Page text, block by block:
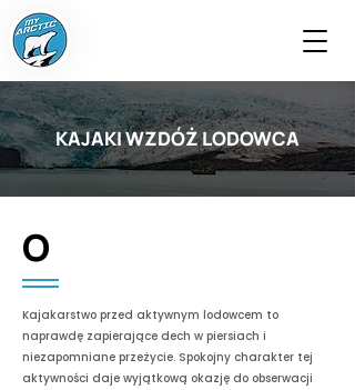
KAJAKI WZDÓŻ LODOWCA
O
Kajakarstwo przed aktywnym lodowcem to
naprawdę zapierające dech w piersiach i
niezapomniane przeżycie. Spokojny charakter tej
aktywności daje wyjątkową okazję do obserwacji